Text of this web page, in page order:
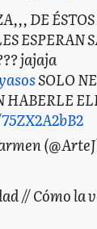
DE ÉSTOS
ESPERAN
jajaja
SOLO
HABERLE
// Cómo la